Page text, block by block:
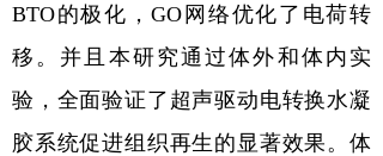
BTO的极化，GO 网络优化了电荷转
移。并且本研究通过体外和体内实
验，全面验证了超声驱动电转换水凝
胶系统促进组织再生的显著效果。体